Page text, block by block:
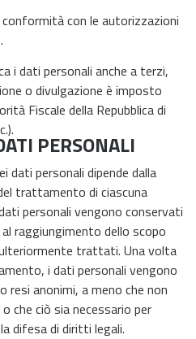
con le autorizzazioni
i dati personali anche a terzi,
o divulgazione è imposto
Fiscale della Repubblica di
PERSONALI
dati personali dipende dalla
trattamento di ciascuna
personali vengono conservati
raggiungimento dello scopo
trattati. Una volta
i dati personali vengono
anonimi, a meno che non
che ciò sia necessario per
difesa di diritti legali.